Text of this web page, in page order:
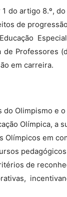
do artigo 8.º,
de
Professores
em carreira.
do Olimpismo e
Olímpica, a
Olímpicos em
de